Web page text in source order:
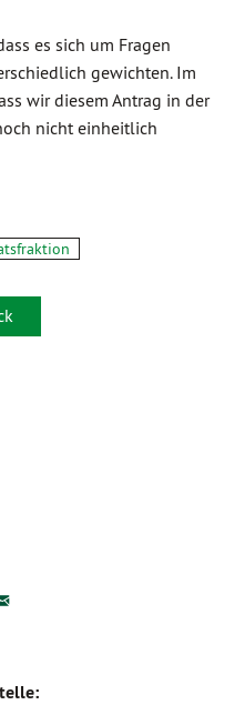
es sich um Fragen
gewichten. Im
wir diesem Antrag in der
nicht einheitlich